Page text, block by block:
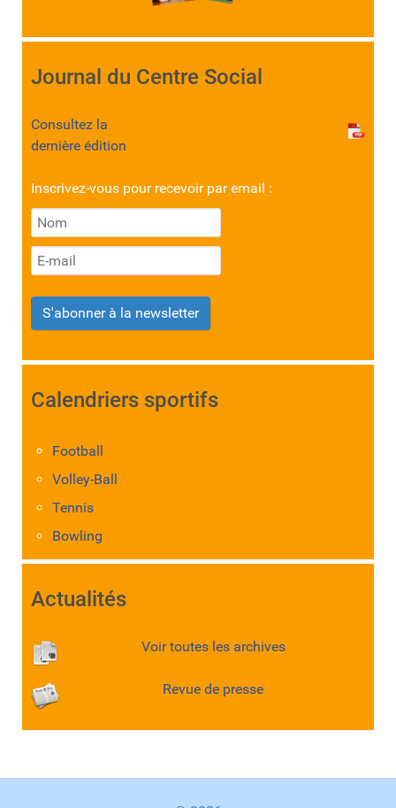
Journal du Centre Social
Consultez la
dernière édition
Inscrivez-vous pour recevoir par email :
S'abonner à la newsletter
Calendriers sportifs
Football
Volley-Ball
Tennis
Bowling
Actualités
Voir toutes les archives
Revue de presse